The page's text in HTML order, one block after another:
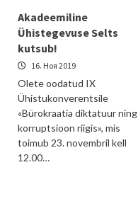
Akadeemiline
Ühistegevuse Selts
kutsub!
16. Ноя 2019
Olete oodatud IX
Ühistukonverentsile
«Bürokraatia diktatuur ning
korruptsioon riigis», mis
toimub 23. novembril kell
12.00…